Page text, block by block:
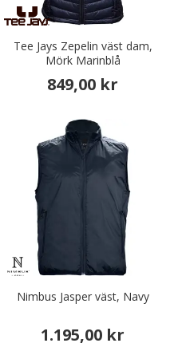
Tee Jays Zepelin väst dam,
Mörk Marinblå
849,00 kr
Nimbus Jasper väst, Navy
1.195,00 kr